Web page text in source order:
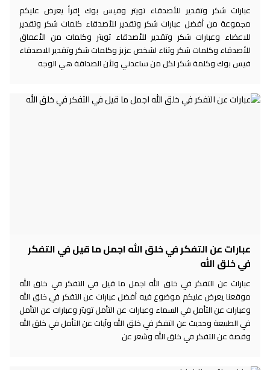
عبارات شكر وتقدير للأصدقاء تويتر وفيس بوك إقرأ يعرض عليكم
مجموعة من أفضل عبارات شكر وتقدير للأصدقاء كلمات شكر وتقدير
للاعضاء وعبارات شكر وتقدير للأصدقاء تويتر وكلمات من الأعماق
للأصدقاء وكلمات شكر وثناء لشخص عزيز وكلمات شكر وتقدير للاصدقاء
فيس بوك وكلمة شكر لكل من ساعدني ولأن الصداقة هي الوجه
عبارات عن التفكر في خلق الله اجمل ما قيل في التفكر
في خلق الله
عبارات عن التفكر في خلق الله اجمل ما قيل في التفكر في خلق الله
موقعنا يعرض عليكم موضوع فيه أفضل عبارات عن التفكر في خلق الله
وعبارات عن التأمل في السماء وعبارات عن التأمل تويتر وعبارات عن التأمل
في الطبيعة وحديث عن التفكر في خلق الله وآيات عن التأمل في خلق الله
وقصة عن التفكر في خلق الله وشعر عن